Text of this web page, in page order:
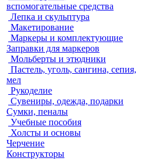
вспомогательные средства
Лепка и скульптура
Макетирование
Маркеры и комплектующие
Заправки для маркеров
Мольберты и этюдники
Пастель, уголь, сангина, сепия,
мел
Рукоделие
Сувениры, одежда, подарки
Сумки, пеналы
Учебные пособия
Холсты и основы
Черчение
Конструкторы